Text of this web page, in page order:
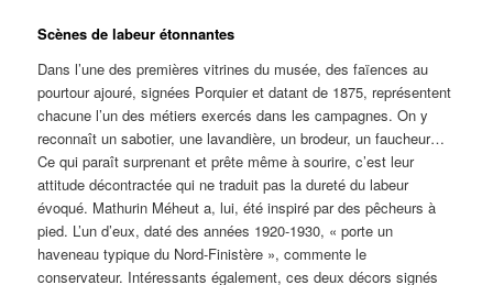
Scènes de labeur étonnantes
Dans l’une des premières vitrines du musée, des faïences au
pourtour ajouré, signées Porquier et datant de 1875, représentent
chacune l’un des métiers exercés dans les campagnes. On y
reconnaît un sabotier, une lavandière, un brodeur, un faucheur…
Ce qui paraît surprenant et prête même à sourire, c’est leur
attitude décontractée qui ne traduit pas la dureté du labeur
évoqué. Mathurin Méheut a, lui, été inspiré par des pêcheurs à
pied. L’un d’eux, daté des années 1920-1930, « porte un
haveneau typique du Nord-Finistère », commente le
conservateur. Intéressants également, ces deux décors signés